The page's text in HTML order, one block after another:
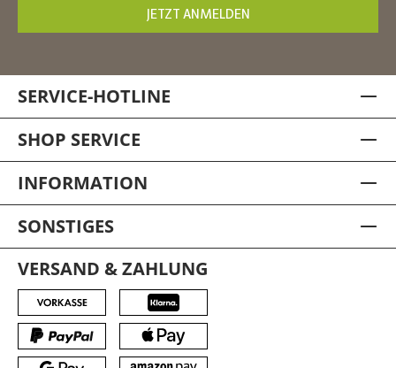
JETZT ANMELDEN
SERVICE-HOTLINE
SHOP SERVICE
INFORMATION
SONSTIGES
VERSAND & ZAHLUNG